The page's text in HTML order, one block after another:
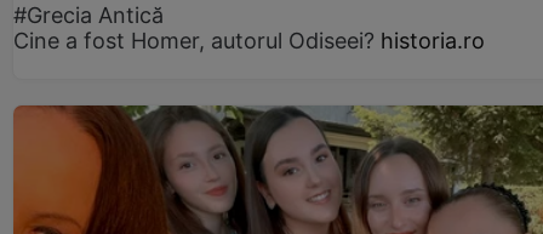
#Grecia Antică
Cine a fost Homer, autorul Odiseei? historia.ro